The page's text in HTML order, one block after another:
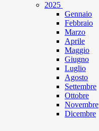
2025
Gennaio
Febbraio
Marzo
Aprile
Maggio
Giugno
Luglio
Agosto
Settembre
Ottobre
Novembre
Dicembre